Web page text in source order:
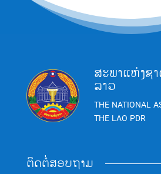
ສະພາແຫ່ງຊ
ລາວ
THE NATIONAL
THE LAO PDR
ຕິດຕໍ່ສອບຖາມ